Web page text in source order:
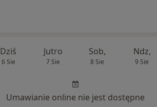
Dziś
6 Sie
Jutro
7 Sie
Sob,
8 Sie
Ndz,
9 Sie
Umawianie online nie jest dostępne